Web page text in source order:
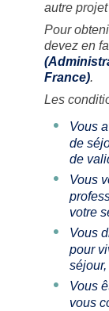
autre
Pour
devez en
France).
Les
Vous
de
de
Vous
votre
Vous
pour
Vous
vous